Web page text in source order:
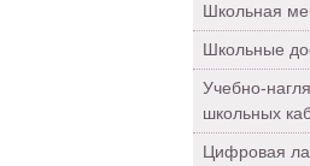
Школьная
Школьные
Учебно-
школьных
Цифровая